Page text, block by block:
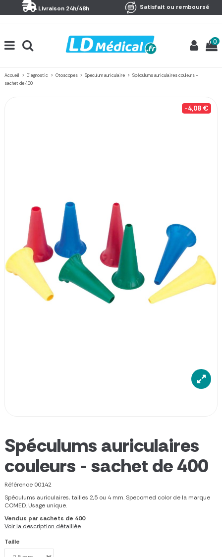
Livraison 24h/48h Satisfait ou remboursé
0
Accueil Diagnostic Otoscopes Speculum auriculaire
Spéculums auriculaires couleurs -
sachet de 400
-4,08 €
Spéculums auriculaires
couleurs - sachet de 400
Référence 00142
Spéculums auriculaires, tailles 2,5 ou 4 mm. Specomed color de la marque
COMED. Usage unique.
Vendus par sachets de 400
Voir la description détaillée
Taille
Panneau de gestion des cookies